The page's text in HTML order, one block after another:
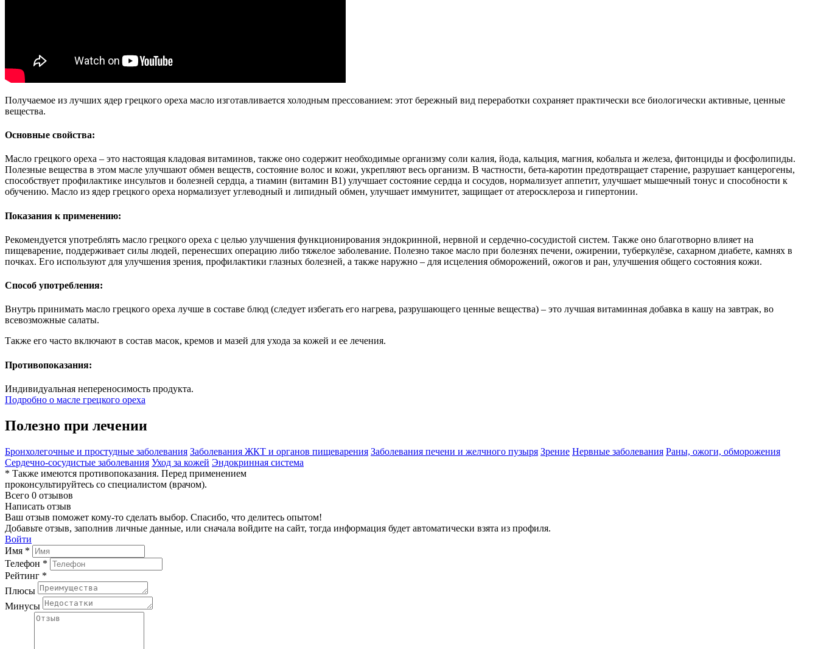
Получаемое из лучших ядер грецкого ореха масло изготавливается холодным прессованием: этот бережный вид переработки сохраняет практически все биологически активные, ценные
вещества.
Основные свойства:
Масло грецкого ореха – это настоящая кладовая витаминов, также оно содержит необходимые организму соли калия, йода, кальция, магния, кобальта и железа, фитонциды и фосфолипиды.
Полезные вещества в этом масле улучшают обмен веществ, состояние волос и кожи, укрепляют весь организм. В частности, бета-каротин предотвращает старение, разрушает канцерогены,
способствует профилактике инсультов и болезней сердца, а тиамин (витамин В1) улучшает состояние сердца и сосудов, нормализует аппетит, улучшает мышечный тонус и способности к
обучению. Масло из ядер грецкого ореха нормализует углеводный и липидный обмен, улучшает иммунитет, защищает от атеросклероза и гипертонии.
Показания к применению:
Рекомендуется употреблять масло грецкого ореха с целью улучшения функционирования эндокринной, нервной и сердечно-сосудистой систем. Также оно благотворно влияет на
пищеварение, поддерживает силы людей, перенесших операцию либо тяжелое заболевание. Полезно такое масло при болезнях печени, ожирении, туберкулёзе, сахарном диабете, камнях в
почках. Его используют для улучшения зрения, профилактики глазных болезней, а также наружно – для исцеления обморожений, ожогов и ран, улучшения общего состояния кожи.
Способ употребления:
Внутрь принимать масло грецкого ореха лучше в составе блюд (следует избегать его нагрева, разрушающего ценные вещества) – это лучшая витаминная добавка в кашу на завтрак, во
всевозможные салаты.
Также его часто включают в состав масок, кремов и мазей для ухода за кожей и ее лечения.
Противопоказания:
Индивидуальная непереносимость продукта.
Подробно о масле грецкого ореха
Полезно при лечении
Бронхолегочные и простудные заболевания Заболевания ЖКТ и органов пищеварения Заболевания печени и желчного пузыря Зрение Нервные заболевания Раны, ожоги, обморожения
Сердечно-сосудистые заболевания Уход за кожей Эндокринная система
* Также имеются противопоказания. Перед применением
проконсультируйтесь со специалистом (врачом).
Всего 0 отзывов
Написать отзыв
Ваш отзыв поможет кому-то сделать выбор. Спасибо, что делитесь опытом!
Добавьте отзыв, заполнив личные данные, или сначала войдите на сайт, тогда информация будет автоматически взята из профиля.
Войти
Имя *
Телефон *
Рейтинг *
Плюсы
Минусы